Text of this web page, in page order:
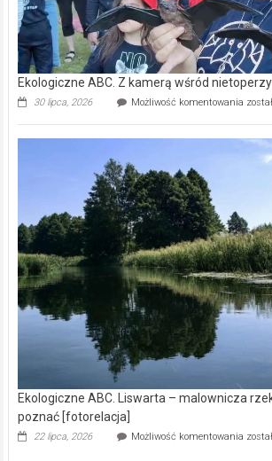
Ekologiczne ABC. Z kamerą wśród nietoperzy
30 lipca, 2026 Możliwość komentowania
wśród
Ekologiczne ABC. Liswarta – malownicza
poznać [fotorelacja]
22 lipca, 2026 Możliwość komentowania